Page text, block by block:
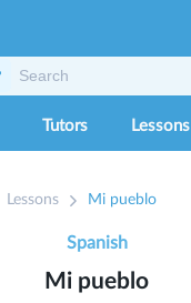
Tutors Lessons
Lessons Mi pueblo
Mi pueblo
Spanish